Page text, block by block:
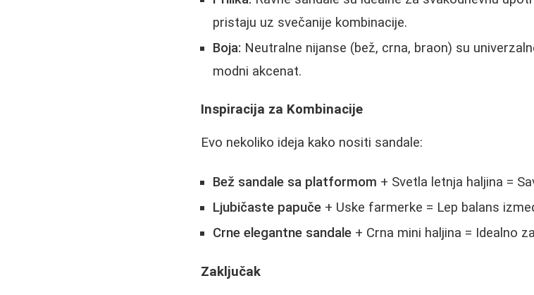
pristaju uz svečanije kombinacije.
Boja: Neutralne nijanse (bež, crna, braon) su
modni akcenat.
Inspiracija za Kombinacije
Evo nekoliko ideja kako nositi sandale:
Bež sandale sa platformom + Svetla letnja haljina =
Ljubičaste papuče + Uske farmerke = Lep balans
Crne elegantne sandale + Crna mini haljina = Idealno
Zaključak